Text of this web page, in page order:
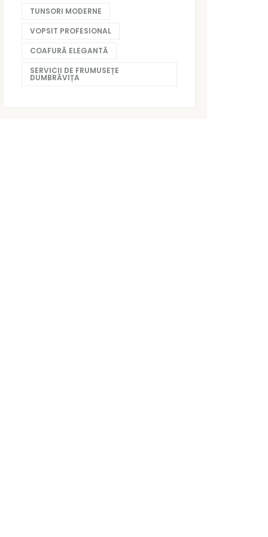
TUNSORI MODERNE
VOPSIT PROFESIONAL
COAFURĂ ELEGANTĂ
SERVICII DE FRUMUSEȚE
DUMBRĂVIȚA